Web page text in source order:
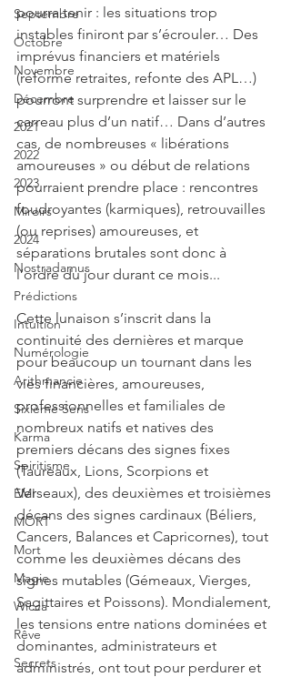
Septembre
Octobre
Novembre
Décembre
2021
2022
2023
Miroirs
2024
Nostradamus
Prédictions
Intuition
Numérologie
Arithmancie
Sixième Sens
Karma
Spiritisme
EMI
MORT
Mort
Magie
Wicca
Rêve
Secrets
pourra tenir : les situations trop
instables finiront par s’écrouler… Des
imprévus financiers et matériels
(réforme retraites, refonte des APL…)
pourront surprendre et laisser sur le
carreau plus d’un natif… Dans d’autres
cas, de nombreuses « libérations
amoureuses » ou début de relations
pourraient prendre place : rencontres
foudroyantes (karmiques), retrouvailles
(ou reprises) amoureuses, et
séparations brutales sont donc à
l’ordre du jour durant ce mois...
Cette lunaison s’inscrit dans la
continuité des dernières et marque
pour beaucoup un tournant dans les
vies financières, amoureuses,
professionnelles et familiales de
nombreux natifs et natives des
premiers décans des signes fixes
(Taureaux, Lions, Scorpions et
Verseaux), des deuxièmes et troisièmes
décans des signes cardinaux (Béliers,
Cancers, Balances et Capricornes), tout
comme les deuxièmes décans des
signes mutables (Gémeaux, Vierges,
Sagittaires et Poissons). Mondialement,
les tensions entre nations dominées et
dominantes, administrateurs et
administrés, ont tout pour perdurer et